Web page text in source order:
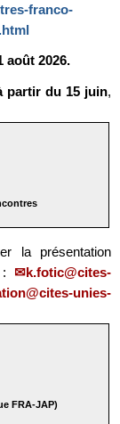
franco-
août 2026.
partir du 15 juin,
la présentation
:
k.fotic@cites-
unies-
FRA-JAP)